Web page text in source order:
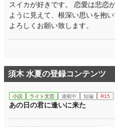
スイカが好きです。 恋愛は悲恋
ように見えて、根深い思いを抱
よろしくお願い致します。
須木 水夏の登録コンテンツ
小説 ライト文芸 連載中 短編 R15
あの日の君に逢いに来た